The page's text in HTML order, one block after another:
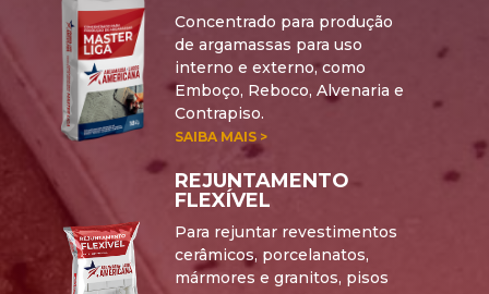
Concentrado para produção
de argamassas para uso
interno e externo, como
Emboço, Reboco, Alvenaria e
Contrapiso.
SAIBA MAIS >
REJUNTAMENTO
FLEXÍVEL
Para rejuntar revestimentos
cerâmicos, porcelanatos,
mármores e granitos, pisos